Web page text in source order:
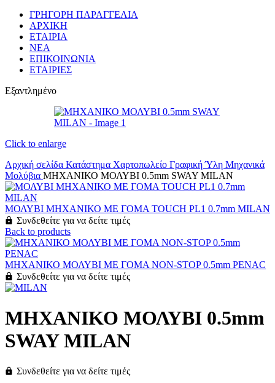
ΓΡΗΓΟΡΗ ΠΑΡΑΓΓΕΛΙΑ
ΑΡΧΙΚΗ
ΕΤΑΙΡΙΑ
ΝΕΑ
ΕΠΙΚΟΙΝΩΝΙΑ
ΕΤΑΙΡΙΕΣ
Εξαντλημένο
Click to enlarge
Αρχική σελίδα Κατάστημα Χαρτοπωλείο Γραφική Ύλη Μηχανικά
Μολύβια ΜΗΧΑΝΙΚΟ ΜΟΛΥΒΙ 0.5mm SWAY MILAN
ΜΟΛΥΒΙ ΜΗΧΑΝΙΚΟ ΜΕ ΓΟΜΑ TOUCH PL1 0.7mm MILAN
Συνδεθείτε για να δείτε τιμές
Back to products
ΜΗΧΑΝΙΚΟ ΜΟΛΥΒΙ ΜΕ ΓΟΜΑ NON-STOP 0.5mm PENAC
Συνδεθείτε για να δείτε τιμές
ΜΗΧΑΝΙΚΟ ΜΟΛΥΒΙ 0.5mm
SWAY MILAN
Συνδεθείτε για να δείτε τιμές